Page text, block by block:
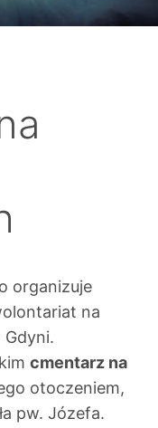
organizuje
na
cmentarz na
otoczeniem,
pw. Józefa.